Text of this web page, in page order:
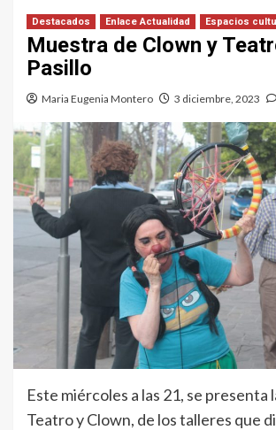
Destacados Enlace Actualidad Espacios
Muestra de Clown y
Pasillo
Maria Eugenia Montero 3 diciembre, 2023
Este miércoles a las 21, se presenta
Teatro y Clown, de los talleres que